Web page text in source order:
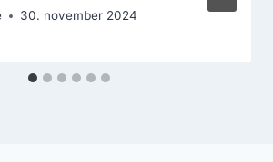
30. november 2024